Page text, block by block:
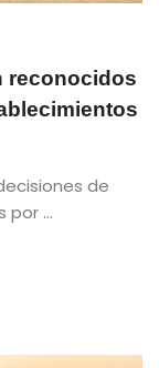
reconocidos
de
por ...